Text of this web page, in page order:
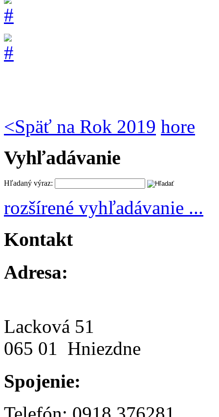
<Späť na Rok 2019 hore
Vyhľadávanie
Hľadaný výraz:
rozšírené vyhľadávanie ...
Kontakt
Adresa:
Lacková 51
065 01 Hniezdne
Spojenie: